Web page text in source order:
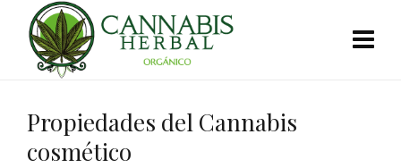
Propiedades del Cannabis
cosmético